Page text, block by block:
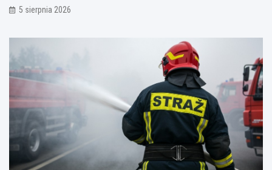
5 sierpnia 2026